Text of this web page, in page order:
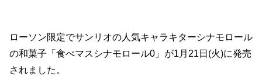
ローソン限定でサンリオの人気キャラキターシナモロール
の和菓子「食べマスシナモロール0」が1月21日(火)に発売
されました。